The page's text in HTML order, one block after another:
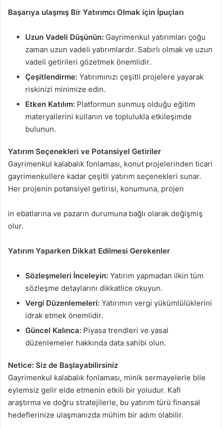
Başarıya ulaşmış Bir Yatırımcı Olmak için İpuçları
Uzun Vadeli Düşünün: Gayrimenkul yatırımları çoğu
zaman uzun vadeli yatırımlardır. Sabırlı olmak ve uzun
vadeli getirileri gözetmek önemlidir.
Çeşitlendirme: Yatırımınızı çeşitli projelere yayarak
riskinizi minimize edin.
Etken Katılım: Platformun sunmuş olduğu eğitim
materyallerini kullanın ve toplulukla etkileşimde
bulunun.
Yatırım Seçenekleri ve Potansiyel Getiriler
Gayrimenkul kalabalık fonlaması, konut projelerinden ticari
gayrimenkullere kadar çeşitli yatırım seçenekleri sunar.
Her projenin potansiyel getirisi, konumuna, projen
in ebatlarına ve pazarın durumuna bağlı olarak değişmiş
olur.
Yatırım Yaparken Dikkat Edilmesi Gerekenler
Sözleşmeleri İnceleyin: Yatırım yapmadan ilkin tüm
sözleşme detaylarını dikkatlice okuyun.
Vergi Düzenlemeleri: Yatırımın vergi yükümlülüklerini
idrak etmek önemlidir.
Güncel Kalınca: Piyasa trendleri ve yasal
düzenlemeler hakkında data sahibi olun.
Netice: Siz de Başlayabilirsiniz
Gayrimenkul kalabalık fonlaması, minik sermayelerle bile
eylemsiz gelir elde etmenin etkili bir yoludur. Kafi
araştırma ve doğru stratejilerle, bu yatırım türü finansal
hedeflerinize ulaşmanızda mühim bir adım olabilir.